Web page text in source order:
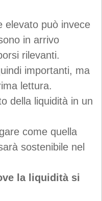
elevato può invece
in arrivo
rilevanti.
importanti, ma
lettura.
della liquidità in un
come quella
sostenibile nel
la liquidità si